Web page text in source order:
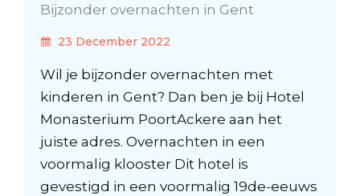
Bijzonder overnachten in Gent
23 December 2022
Wil je bijzonder overnachten met
kinderen in Gent? Dan ben je bij Hotel
Monasterium PoortAckere aan het
juiste adres. Overnachten in een
voormalig klooster Dit hotel is
gevestigd in een voormalig 19de-eeuws